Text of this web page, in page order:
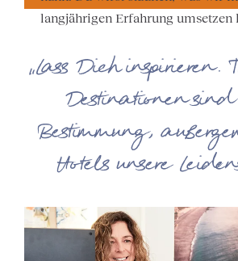
langjährigen Erfahrung umsetzen
„Lass Dich inspirieren.
Destinationen sind
Bestimmung,
Hotels unsere